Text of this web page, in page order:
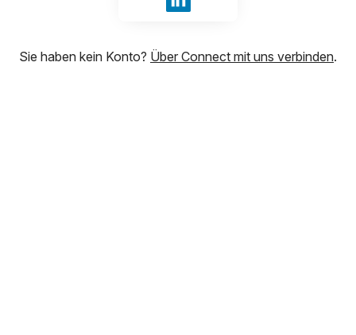
Mit LinkedIn anmelden
Sie haben kein Konto? Über Connect mit uns verbinden.